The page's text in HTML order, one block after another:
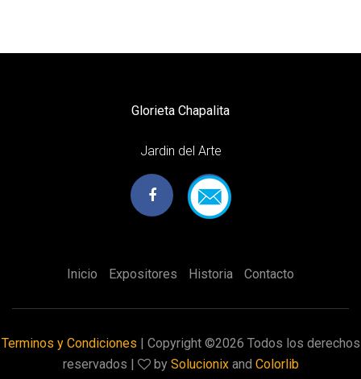
Glorieta Chapalita
Jardin del Arte
Inicio Expositores Historia Contacto
Terminos y Condiciones | Copyright ©2026 Todos los derechos
reservados |
by Solucionixand Colorlib